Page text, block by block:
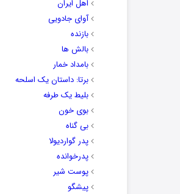
اهل ایران
آوای جادویی
بازنده
بالش ها
بامداد خمار
برتا: داستان یک اسلحه
بلیط یک‌‌ طرفه
بوی خون
بی گناه
پدر گواردیولا
پدرخوانده
پوست شیر
پیشگو